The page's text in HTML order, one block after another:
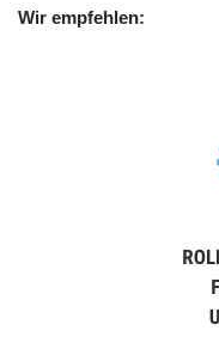
Wir empfehlen: